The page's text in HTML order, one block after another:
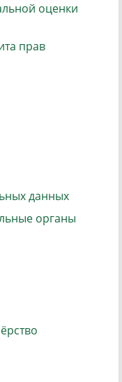
оценки
прав
данных
органы